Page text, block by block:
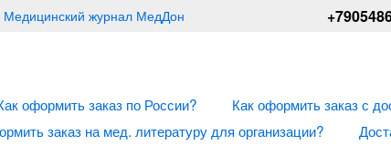
Медицинский журнал МедДон
оформить заказ по России?
Как оформить заказ с
заказ на мед. литературу для организации?